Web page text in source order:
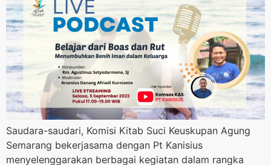
Saudara-saudari, Komisi Kitab Suci Keuskupan Agung
Semarang bekerjasama dengan Pt Kanisius
menyelenggarakan berbagai kegiatan dalam rangka